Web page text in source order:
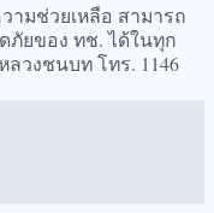
ามช่วยเหลือ สามารถ
ภัยของ ทช. ได้ในทุก
วงชนบท โทร. 1146